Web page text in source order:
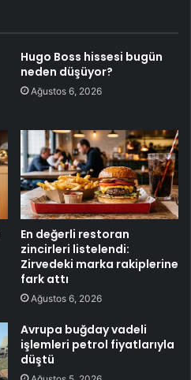
Hugo Boss hissesi bugün
neden düşüyor?
Ağustos 6, 2026
En değerli restoran
zincirleri listelendi:
Zirvedeki marka rakiplerine
fark attı
Ağustos 6, 2026
Avrupa buğday vadeli
işlemleri petrol fiyatlarıyla
düştü